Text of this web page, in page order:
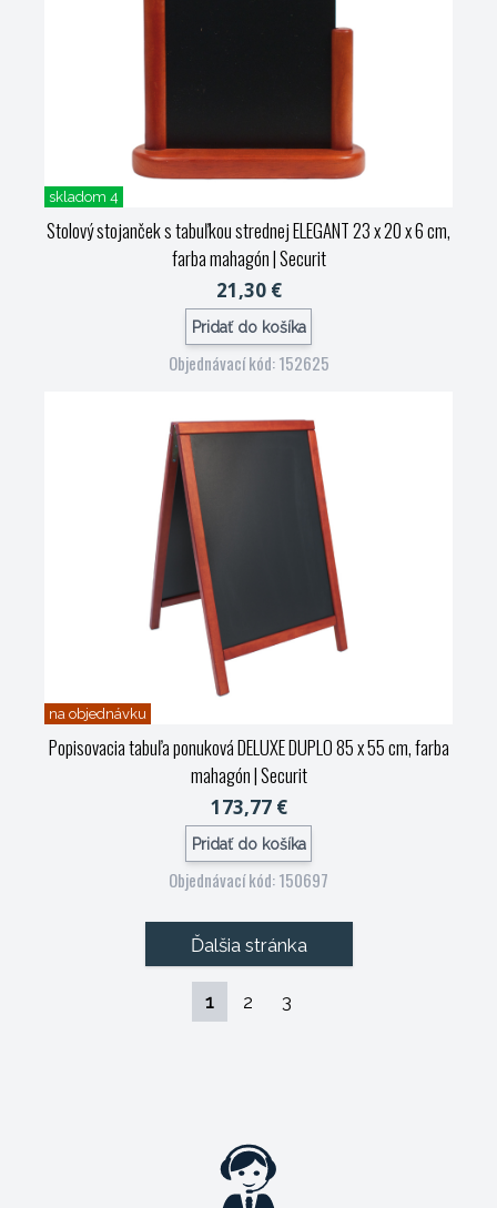
skladom 4
Stolový stojanček s tabuľkou strednej ELEGANT 23 x 20 x 6 cm,
farba mahagón| Securit
21,30 €
Pridať do košíka
Objednávací kód: 152625
na objednávku
Popisovacia tabuľa ponuková DELUXE DUPLO 85 x 55 cm, farba
mahagón| Securit
173,77 €
Pridať do košíka
Objednávací kód: 150697
Ďalšia stránka
1 2 3